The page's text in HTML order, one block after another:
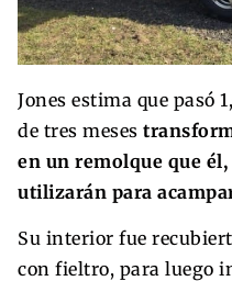
Jones estima que pasó
de tres meses
en un remolque que
utilizarán para
Su interior fue
con fieltro, para luego